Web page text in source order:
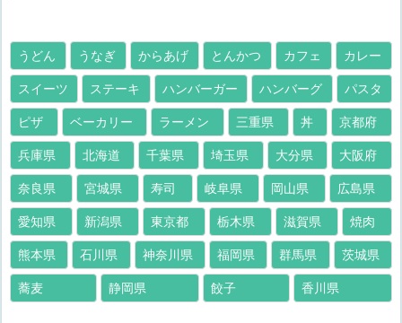
うどん うなぎ からあげ とんかつ カフェ カレー
スイーツ ステーキ ハンバーガー ハンバーグ パスタ
ピザ ベーカリー ラーメン 三重県 丼 京都府
兵庫県 北海道 千葉県 埼玉県 大分県 大阪府
奈良県 宮城県 寿司 岐阜県 岡山県 広島県
愛知県 新潟県 東京都 栃木県 滋賀県 焼肉
熊本県 石川県 神奈川県 福岡県 群馬県 茨城県
蕎麦 静岡県 餃子 香川県